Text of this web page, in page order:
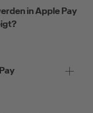
in Apple Pay